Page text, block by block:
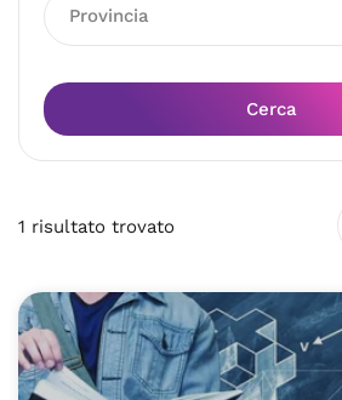
Provincia
Cerca
1 risultato trovato